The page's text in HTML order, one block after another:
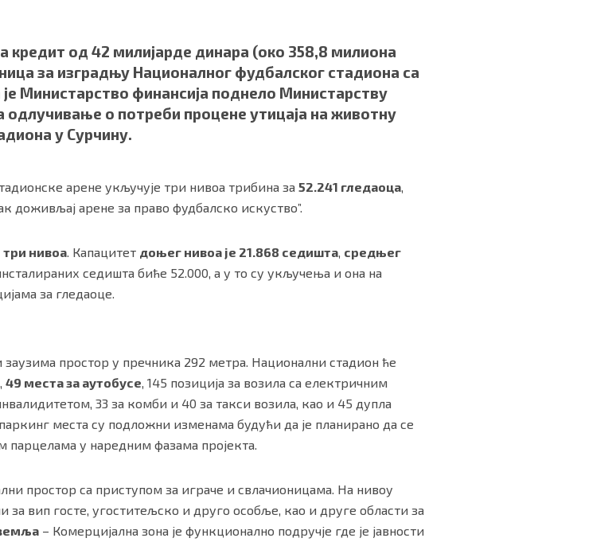
кредит од 42 милијарде динара (око 358,8 милиона
за изградњу Националног фудбалског стадиона са
Министарство финансија поднело Министарству
о потреби процене утицаја на животну
у Сурчину.
арене укључује три нивоа трибина за52.241 гледаоца,
доживљај арене за право фудбалско искуство”.
три нивоа. Капацитет доњег нивоа је 21.868 седишта, средњег
седишта биће 52.000, а у то су укључења и она на
за гледаоце.
заузима простор у пречника 292 метра. Национални стадион ће
,49 места за аутобусе, 145 позиција за возила са електричним
33 за комби и 40 за такси возила, као и 45 дупла
места су подложни изменама будући да је планирано да се
у наредним фазама пројекта.
простор са приступом за играче и свлачионицама. На нивоу
за вип госте, угоститељско и друго особље, као и друге области за
– Комерцијална зона је функционално подручје где је јавности